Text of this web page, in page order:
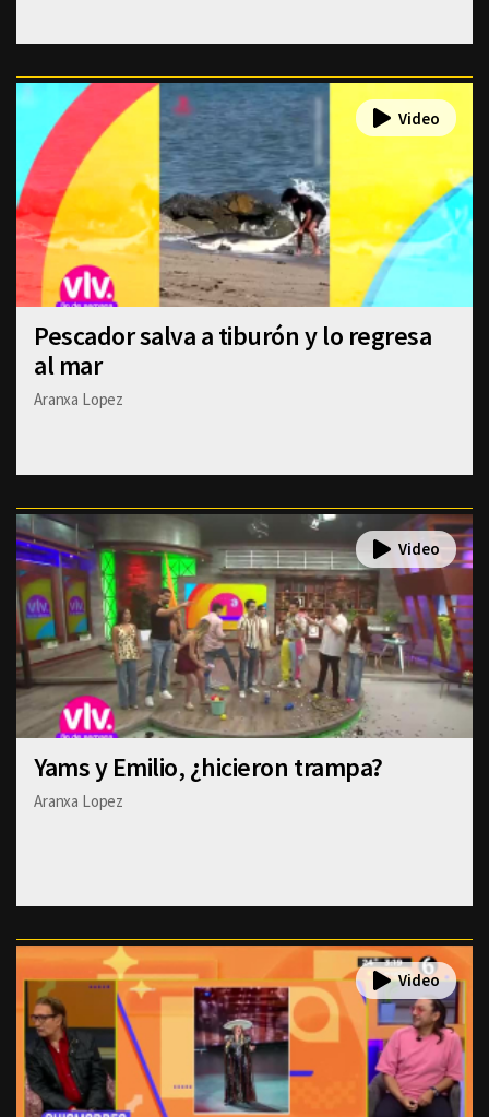
Pescador salva a tiburón y lo regresa
al mar
Aranxa Lopez
Yams y Emilio, ¿hicieron trampa?
Aranxa Lopez